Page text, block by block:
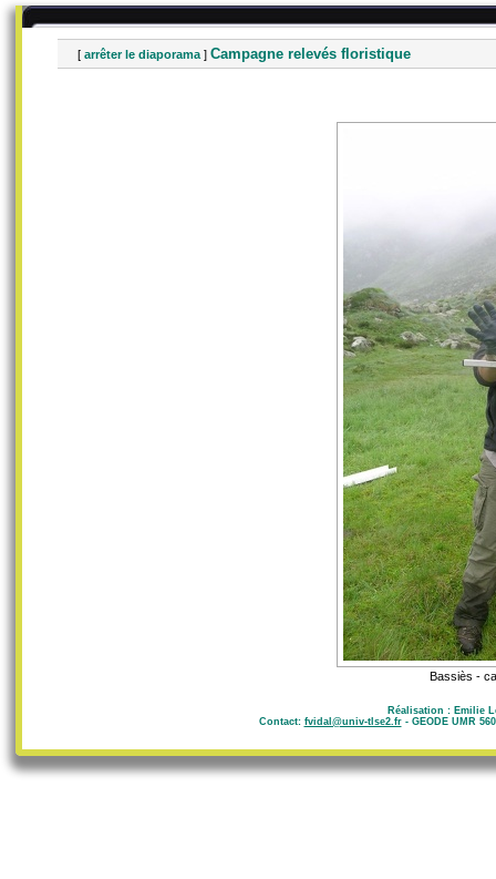
[ arrêter le diaporama ] Campagne relevés floristique
Bassiès -
Réalisation : Emilie
Contact: fvidal@univ-tlse2.fr- GEODE UMR